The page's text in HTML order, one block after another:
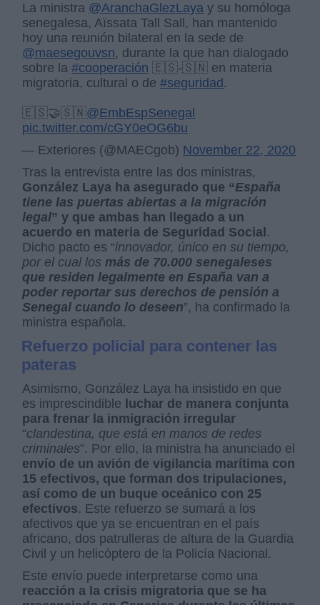
La ministra @AranchaGlezLaya y su homóloga
senegalesa, Aïssata Tall Sall, han mantenido
hoy una reunión bilateral en la sede de
@maesegouvsn, durante la que han dialogado
sobre la#cooperación 🇪🇸-🇸🇳 en materia
migratoria, cultural o de#seguridad .
🇪🇸🤝🇸🇳@EmbEspSenegal
pic.twitter.com/cGY0eOG6bu
— Exteriores (@MAECgob) November 22, 2020
Tras la entrevista entre las dos ministras,
González Laya ha asegurado que “España
tiene las puertas abiertas a la migración
legal” y que ambas han llegado a un
acuerdo en materia de Seguridad Social .
Dicho pacto es “innovador, único en su tiempo,
por el cual losmás de 70.000 senegaleses
que residen legalmente en España van a
poder reportar sus derechos de pensión a
Senegal cuando lo deseen”, ha confirmado la
ministra española.
Refuerzo policial para contener las
pateras
Asimismo, González Laya ha insistido en que
es imprescindible luchar de manera conjunta
para frenar la inmigración irregular
“clandestina, que está en manos de redes
criminales”. Por ello, la ministra ha anunciado el
envío de un avión de vigilancia marítima con
15 efectivos, que forman dos tripulaciones,
así como de un buque oceánico con 25
efectivos. Este refuerzo se sumará a los
afectivos que ya se encuentran en el país
africano, dos patrulleras de altura de la Guardia
Civil y un helicóptero de la Policía Nacional.
Este envío puede interpretarse como una
reacción a la crisis migratoria que se ha